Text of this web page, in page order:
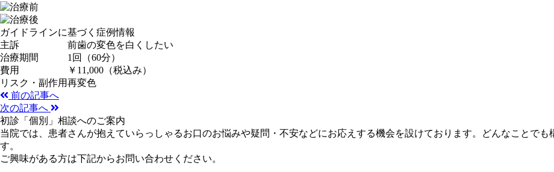
ガイドラインに基づく症例情報
主訴
前歯の変色を白くしたい
治療期間
1回（60分）
費用
￥11,000（税込み）
リスク・副作用再変色
前の記事へ
次の記事へ
初診「個別」相談へのご案内
当院では、患者さんが抱えていらっしゃるお口のお悩みや疑問・不安などにお応えする機会を設けております。どんなことで
す。
ご興味がある方は下記からお問い合わせください。